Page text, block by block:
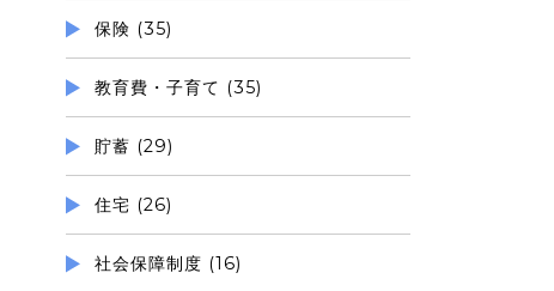
保険 (35)
教育費・子育て (35)
貯蓄 (29)
住宅 (26)
社会保障制度 (16)